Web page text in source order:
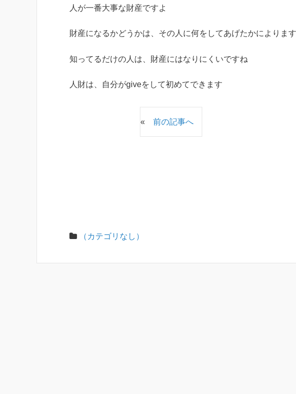
人が一番大事な財産ですよ
財産になるかどうかは、その人に何をしてあげたかによりま
知ってるだけの人は、財産にはなりにくいですね
人財は、自分がgiveをして初めてできます
« 前の記事へ
（カテゴリなし）